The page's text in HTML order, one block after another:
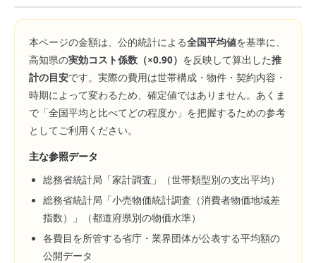
本ページの金額は、公的統計による全国平均値を基準に、
高知県の実効コスト係数（×0.90） を反映して算出した推
計の目安です。実際の費用は世帯構成・物件・契約内容・
時期によって変わるため、確定値ではありません。あくま
で「全国平均と比べてどの程度か」を把握するための参考
としてご利用ください。
主な参照データ
総務省統計局「家計調査」（世帯類型別の支出平均）
総務省統計局「小売物価統計調査（消費者物価地域差
指数）」（都道府県別の物価水準）
各費目を所管する省庁・業界団体が公表する平均額の
公開データ